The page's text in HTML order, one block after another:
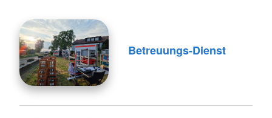
Betreuungs-Dienst